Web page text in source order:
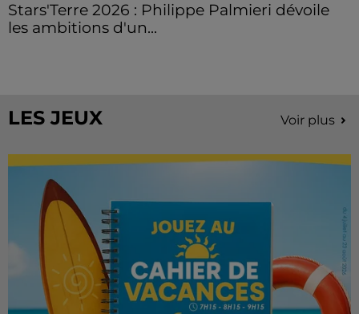
Stars'Terre 2026 : Philippe Palmieri dévoile
les ambitions d'un...
LES JEUX Voir plus